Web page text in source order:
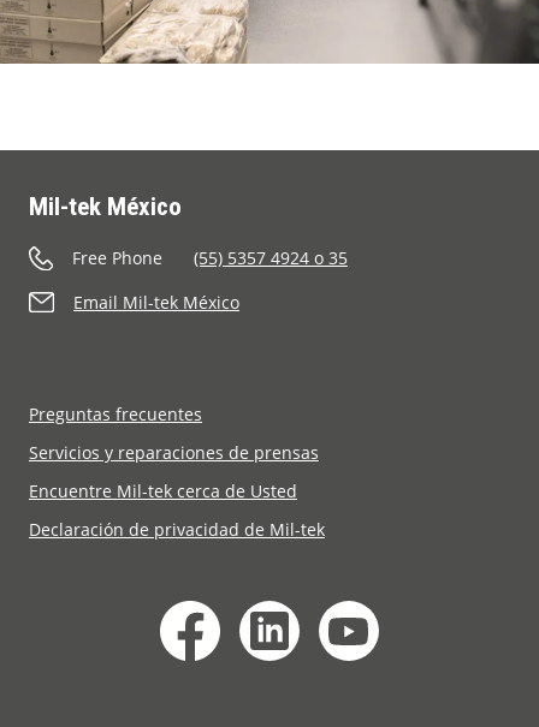
Mil-tek México
Free Phone
(55) 5357 4924 o 35
Email Mil-tek México
Preguntas frecuentes
Servicios y reparaciones de prensas
Encuentre Mil-tek cerca de Usted
Declaración de privacidad de Mil-tek